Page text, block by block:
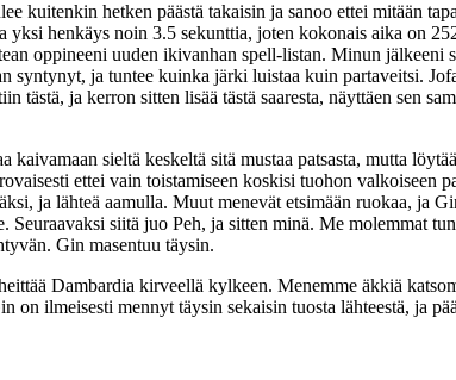
kuitenkin hetken päästä takaisin ja sanoo ettei mitään
henkäys noin 3.5 sekunttia, joten kokonais aika on
oppineeni uuden ikivanhan spell-listan. Minun jälkeeni
ja tuntee kuinka järki luistaa kuin partaveitsi.
ja kerron sitten lisää tästä saaresta, näyttäen sen
sieltä keskeltä sitä mustaa patsasta, mutta
ettei vain toistamiseen koskisi tuohon valkoiseen
ja lähteä aamulla. Muut menevät etsimään ruokaa, ja
siitä juo Peh, ja sitten minä. Me molemmat
Gin masentuu täysin.
Dambardia kirveellä kylkeen. Menemme äkkiä
ilmeisesti mennyt täysin sekaisin tuosta lähteestä, ja